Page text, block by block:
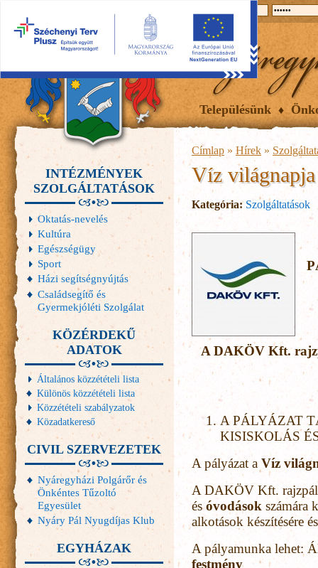
Településünk
Címlap » Hírek »
Víz
Kategória: Szolgáltatások
A DAKÖV Kft.
A PÁLYÁZAT
KISISKOLÁS
A pályázat a Víz
A DAKÖV Kft.
ésóvodások számára
alkotások készítésére
A pályamunka lehet:
festmény
INTÉZMÉNYEK
SZOLGÁLTATÁSOK
Oktatás-nevelés
Kultúra
Egészségügy
Sport
Házi segítségnyújtás
Családsegítő és
Gyermekjóléti Szolgálat
KÖZÉRDEKŰ
ADATOK
Általános közzétételi lista
Különös közzétételi lista
Közzétételi szabályzatok
Közadatkereső
CIVIL SZERVEZETEK
Nyáregyházi Polgárőr és
Önkéntes Tűzoltó
Egyesület
Nyáry Pál Nyugdíjas Klub
EGYHÁZAK